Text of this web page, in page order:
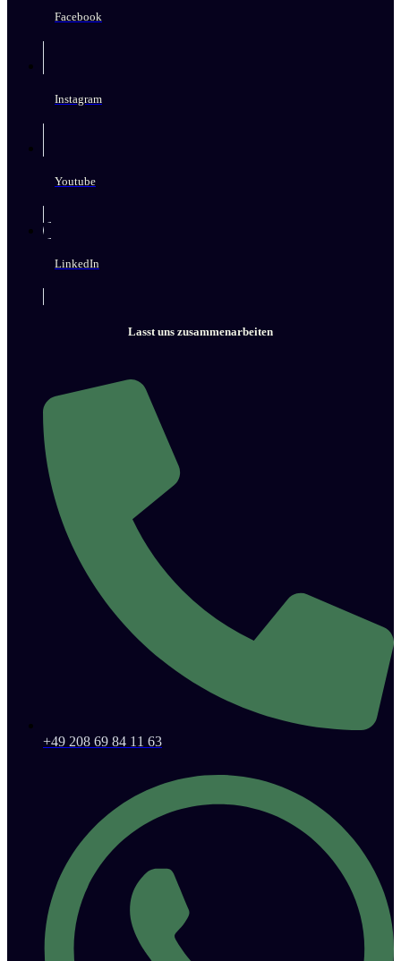
Facebook
Instagram
Youtube
LinkedIn
Lasst uns zusammenarbeiten
+49 208 69 84 11 63